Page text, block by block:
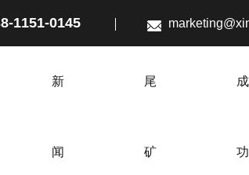
1151-0145
新
闻
尾
矿
成
功